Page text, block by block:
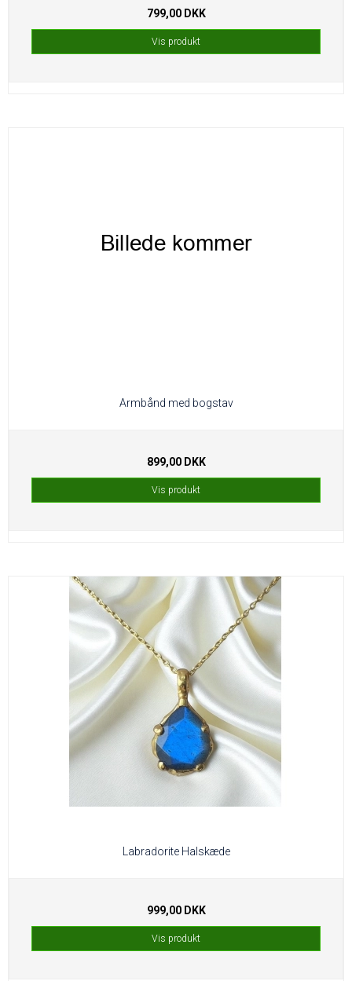
799,00 DKK
Vis produkt
Armbånd med bogstav
899,00 DKK
Vis produkt
Labradorite Halskæde
999,00 DKK
Vis produkt